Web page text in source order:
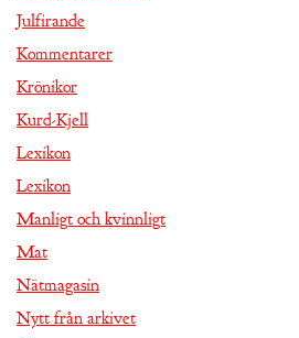
Julfirande
Kommentarer
Krönikor
Kurd-Kjell
Lexikon
Lexikon
Manligt och kvinnligt
Mat
Nätmagasin
Nytt från arkivet